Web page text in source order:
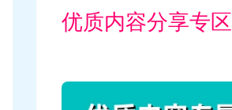
优质内容分享专区